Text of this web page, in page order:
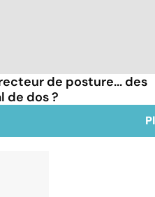
de posture... des
de dos ?